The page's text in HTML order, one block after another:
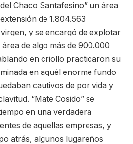
Chaco Santafesino” un área
de 1.804.563
y se encargó de explotar
de algo más de 900.000
en criollo practicaron su
en aquél enorme fundo
cautivos de por vida y
“Mate Cosido” se
en una verdadera
de aquellas empresas, y
atrás, algunos lugareños